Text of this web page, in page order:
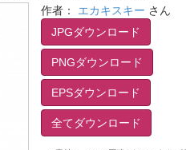
作者： エカキスキー さん
JPGダウンロード
PNGダウンロード
EPSダウンロード
全てダウンロード